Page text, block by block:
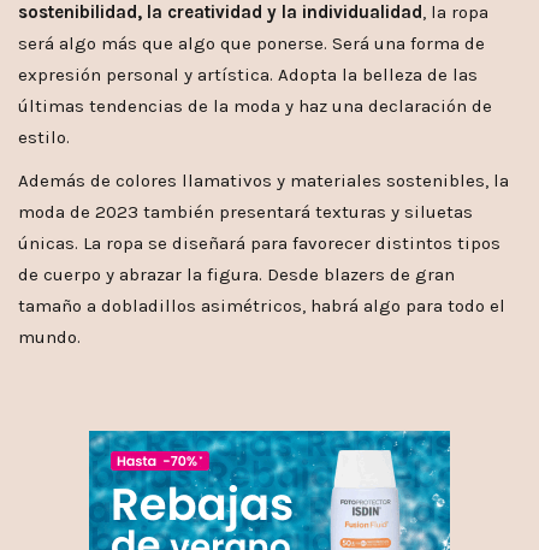
sostenibilidad, la creatividad y la individualidad, la ropa
será algo más que algo que ponerse. Será una forma de
expresión personal y artística. Adopta la belleza de las
últimas tendencias de la moda y haz una declaración de
estilo.
Además de colores llamativos y materiales sostenibles, la
moda de 2023 también presentará texturas y siluetas
únicas. La ropa se diseñará para favorecer distintos tipos
de cuerpo y abrazar la figura. Desde blazers de gran
tamaño a dobladillos asimétricos, habrá algo para todo el
mundo.